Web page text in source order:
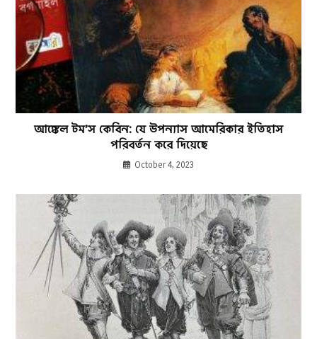
আঙ্কেল টম’স কেবিন: যে উপন্যাস আমেরিকার ইতিহাস
পরিবর্তন করে দিয়েছে
October 4, 2023